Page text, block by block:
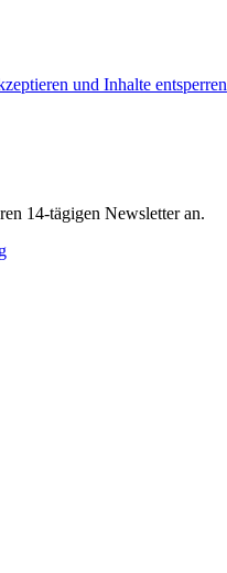
und Inhalte entsperren
14-tägigen Newsletter an.